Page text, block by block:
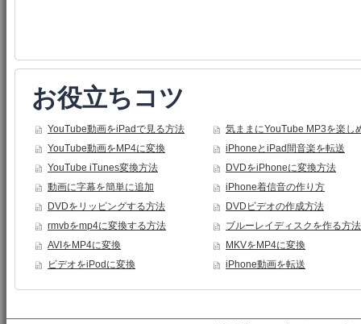
お役立ちコツ
YouTube動画をiPadで見る方法
気ままにYouTube MP3を楽し
YouTube動画をMP4に変換
iPhoneとiPad間音楽を転送
YouTube iTunes変換方法
DVDをiPhoneに変換方法
動画に字幕を簡単に追加
iPhone着信音の作り方
DVDをリッピングする方法
DVDビデオの作成方法
rmvbをmp4に変換する方法
ブルーレイディスクを作る方法
AVIをMP4に変換
MKVをMP4に変換
ビデオをiPodに変換
iPhone動画を転送